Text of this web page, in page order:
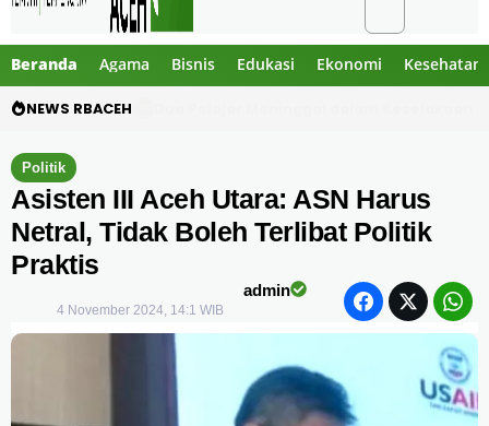
Beranda Agama Bisnis Edukasi Ekonomi Kesehatan
NEWS RBACEH
Politik
Asisten III Aceh Utara: ASN Harus
Netral, Tidak Boleh Terlibat Politik
Praktis
admin
4 November 2024, 14:1 WIB